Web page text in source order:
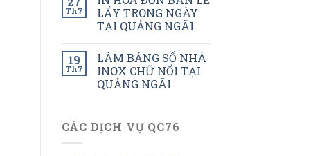
Th7
LẤY TRONG NGÀY
TẠI QUẢNG NGÃI
19
Th7
LÀM BẢNG SỐ NHÀ
INOX CHỮ NỔI TẠI
QUẢNG NGÃI
CÁC DỊCH VỤ QC76